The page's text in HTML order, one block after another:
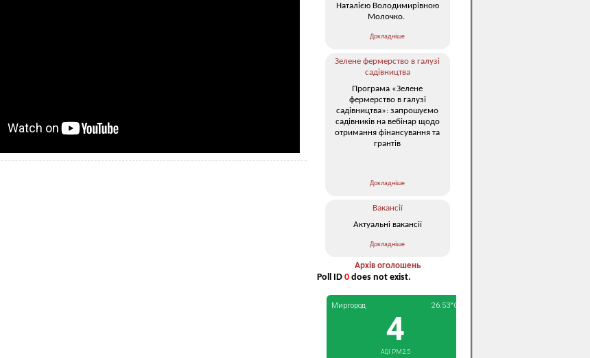
Наталією Володимирівною
Молочко.
Докладніше
Зелене фермерство в галузі
садівництва
Програма «Зелене
фермерство в галузі
садівництва»: запрошуємо
садівників на вебінар щодо
отримання фінансування та
грантів
Докладніше
Вакансії
Актуальні вакансії
Докладніше
Архів оголошень
Poll ID 0 does not exist.